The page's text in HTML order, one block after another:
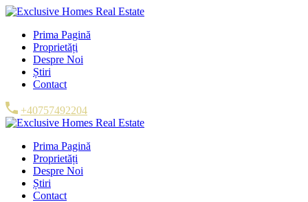
Prima Pagină
Proprietăți
Despre Noi
Știri
Contact
+40757492204
Prima Pagină
Proprietăți
Despre Noi
Știri
Contact